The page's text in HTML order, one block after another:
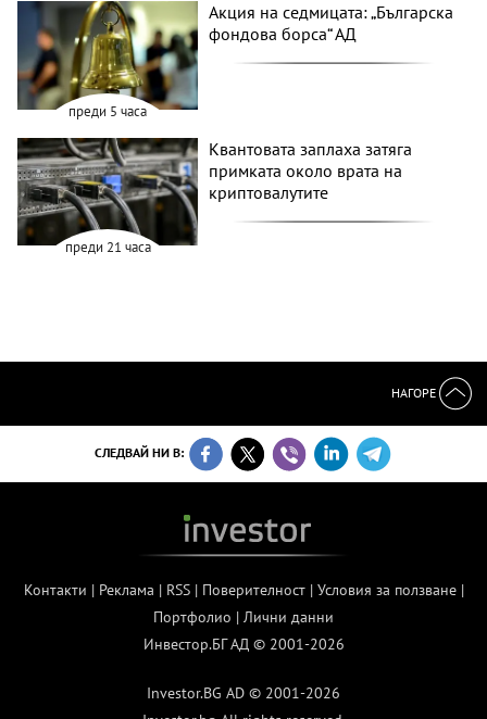
преди 5 часа
Акция на седмицата: „Българска
фондова борса“ АД
преди 21 часа
Квантовата заплаха затяга
примката около врата на
криптовалутите
НАГОРЕ
СЛЕДВАЙ НИ В:
Контакти | Реклама | RSS| Поверителност| Условия за ползване|
Портфолио | Лични данни
Инвестор.БГ АД © 2001-2026
Investor.BG AD © 2001-2026